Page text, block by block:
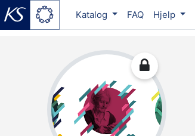
Katalog FAQ Hjelp